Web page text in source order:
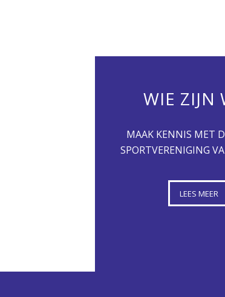
WIE ZIJN
MAAK KENNIS MET
SPORTVERENIGING
LEES MEER